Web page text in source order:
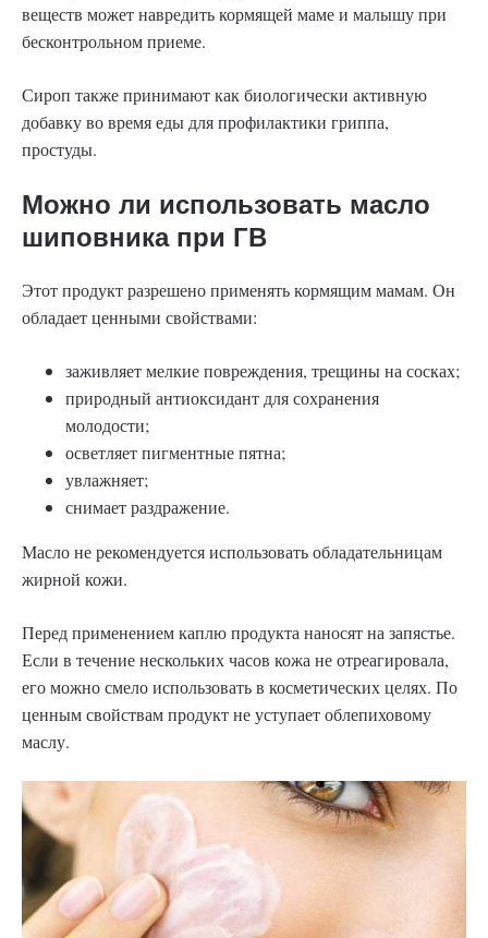
веществ может навредить кормящей маме и малышу при
бесконтрольном приеме.
Сироп также принимают как биологически активную
добавку во время еды для профилактики гриппа,
простуды.
Можно ли использовать масло
шиповника при ГВ
Этот продукт разрешено применять кормящим мамам. Он
обладает ценными свойствами:
заживляет мелкие повреждения, трещины на сосках;
природный антиоксидант для сохранения
молодости;
осветляет пигментные пятна;
увлажняет;
снимает раздражение.
Масло не рекомендуется использовать обладательницам
жирной кожи.
Перед применением каплю продукта наносят на запястье.
Если в течение нескольких часов кожа не отреагировала,
его можно смело использовать в косметических целях. По
ценным свойствам продукт не уступает облепиховому
маслу.